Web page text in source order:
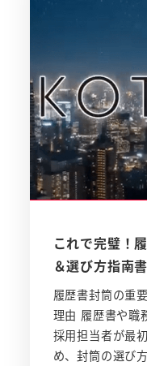
これで完璧！
＆選び方指南書
履歴書封筒の重
理由 履歴書や職
採用担当者が最
め、封筒の選び